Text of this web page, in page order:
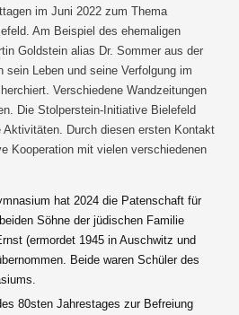
im Juni 2022 zum Thema
Am Beispiel des ehemaligen
Goldstein alias Dr. Sommer aus der
sein Leben und seine Verfolgung im
Verschiedene Wandzeitungen
Die Stolperstein-Initiative Bielefeld
Aktivitäten. Durch diesen ersten Kontakt
Kooperation mit vielen verschiedenen
hat 2024 die Patenschaft für
Söhne der jüdischen Familie
(ermordet 1945 in Auschwitz und
Beide waren Schüler des
80sten Jahrestages zur Befreiung